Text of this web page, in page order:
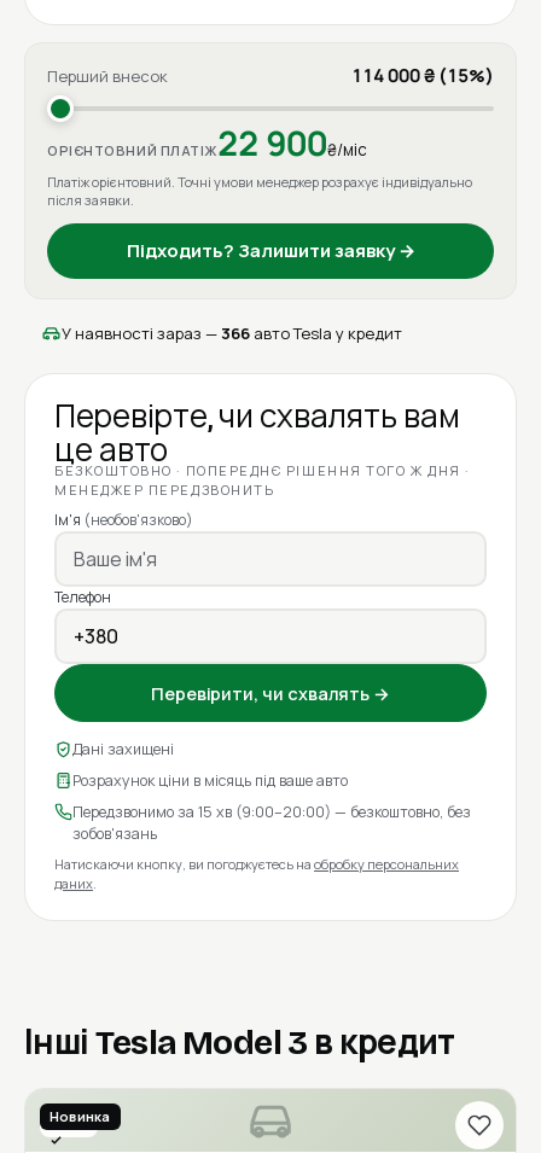
Перший внесок 114 000 ₴ (15%)
ОРІЄНТОВНИЙ ПЛАТІЖ22 900₴/міс
Платіж орієнтовний. Точні умови менеджер розрахує індивідуально
після заявки.
Підходить? Залишити заявку →
У наявності зараз — 366 авто Tesla у кредит
Перевірте, чи схвалять вам
це авто
БЕЗКОШТОВНО · ПОПЕРЕДНЄ РІШЕННЯ ТОГО Ж ДНЯ ·
МЕНЕДЖЕР ПЕРЕДЗВОНИТЬ
Ім'я (необов'язково)
Телефон
Перевірити, чи схвалять →
Дані захищені
Розрахунок ціни в місяць під ваше авто
Передзвонимо за 15 хв (9:00–20:00) — безкоштовно, без
зобов'язань
Натискаючи кнопку, ви погоджуєтесь на обробку персональних
даних.
Інші Tesla Model 3 в кредит
2021
Новинка